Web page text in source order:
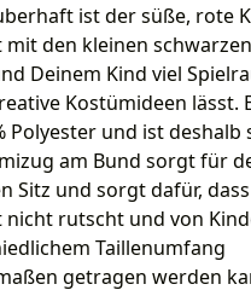
ist der süße, rote
mit den kleinen
Deinem Kind viel
Kostümideen lässt.
Polyester und ist deshalb
am Bund sorgt für
Sitz und sorgt dafür,
nicht rutscht und von
Taillenumfang
getragen werden